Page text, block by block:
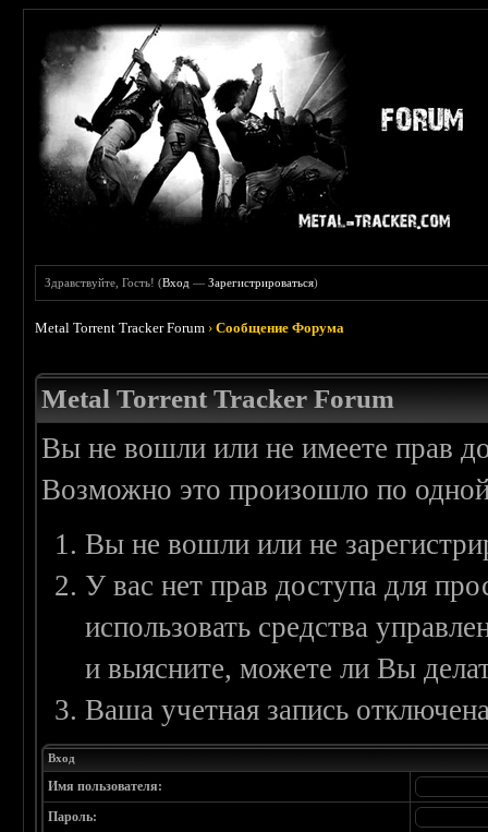
Здравствуйте, Гость! (Вход —Зарегистрироваться)
Metal Torrent Tracker Forum ›Сообщение Форума
Metal Torrent Tracker Forum
Вы не вошли или не имеете прав
Возможно это произошло по
Вы не вошли или не
У вас нет прав доступа для
использовать средства
и выясните, можете ли Вы
Ваша учетная запись
Вход
Имя пользователя:
Пароль: